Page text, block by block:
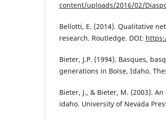
content/uploads/2016/02/
Bellotti, E. (2014). Qualitative
research. Routledge. DOI:
Bieter, J.P. (1994). Basques,
generations in Boise, Idaho.
Bieter, J., & Bieter, M. (2003).
idaho. University of Nevada